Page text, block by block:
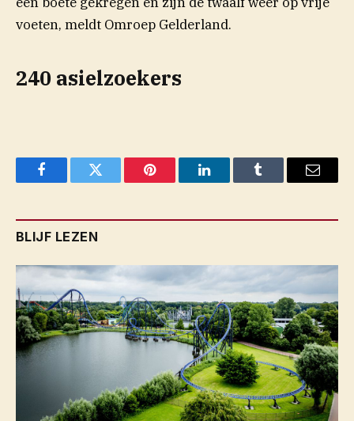
voeten, meldt Omroep Gelderland.
240 asielzoekers
FacebookTwitter Pinterest LinkedInTumblr Email
BLIJF LEZEN